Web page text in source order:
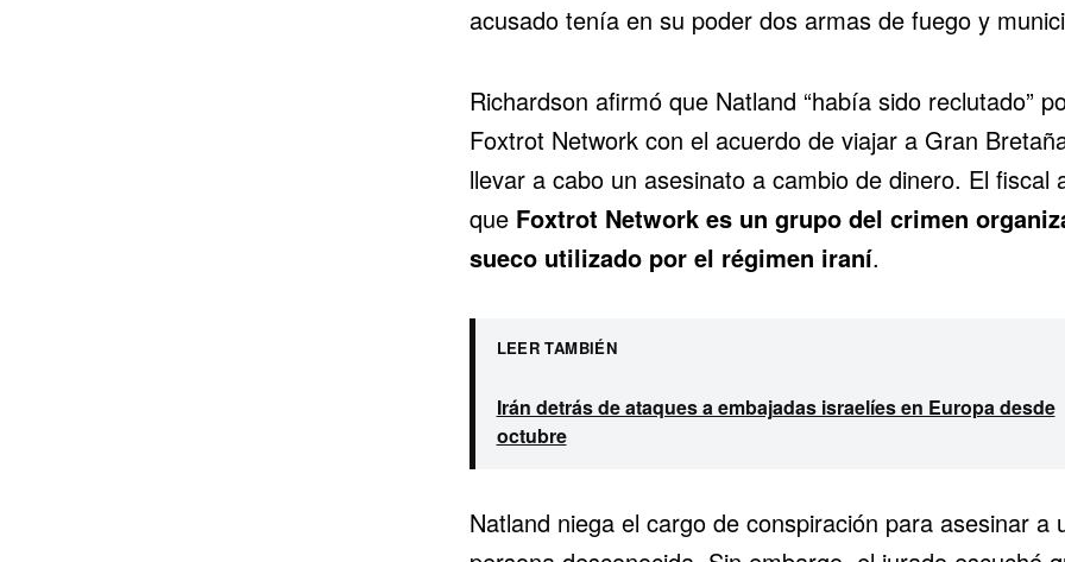
acusado tenía en su poder dos armas de fuego y
Richardson afirmó que Natland “había sido reclutado”
Foxtrot Network con el acuerdo de viajar a Gran
llevar a cabo un asesinato a cambio de dinero. El fiscal
que Foxtrot Network es un grupo del crimen
sueco utilizado por el régimen iraní.
LEER TAMBIÉN
Irán detrás de ataques a embajadas israelíes en Europa desde
octubre
Natland niega el cargo de conspiración para asesinar a